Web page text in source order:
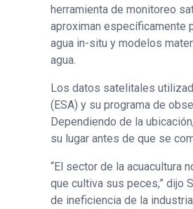
herramienta de monitoreo
aproximan específicamente
agua in-situ y modelos
agua.
Los datos satelitales
(ESA) y su programa de
Dependiendo de la
su lugar antes de que se
“El sector de la acuacultura
que cultiva sus peces,” dijo
de ineficiencia de la